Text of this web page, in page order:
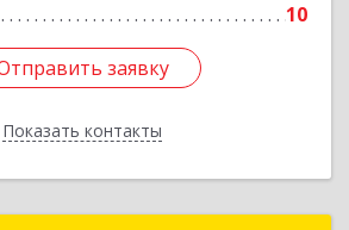
10
заявку
Показать контакты
заявку
Назад